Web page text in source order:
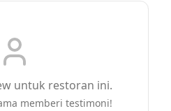
untuk restoran ini.
memberi testimoni!